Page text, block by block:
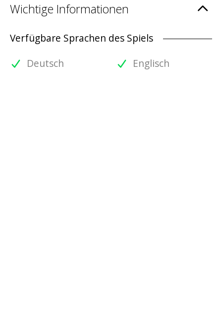
Wichtige Informationen
Verfügbare Sprachen des Spiels
Deutsch
Englisch